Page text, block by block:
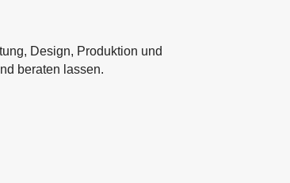
Design, Produktion und
beraten lassen.